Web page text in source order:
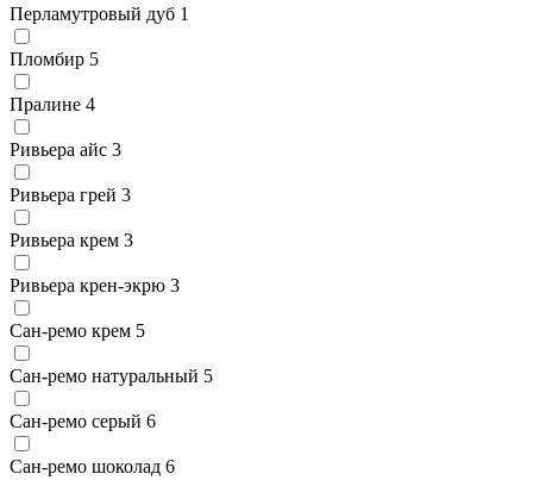
Перламутровый дуб 1
Пломбир 5
Пралине 4
Ривьера айс 3
Ривьера грей 3
Ривьера крем 3
Ривьера крен-экрю 3
Сан-ремо крем 5
Сан-ремо натуральный 5
Сан-ремо серый 6
Сан-ремо шоколад 6